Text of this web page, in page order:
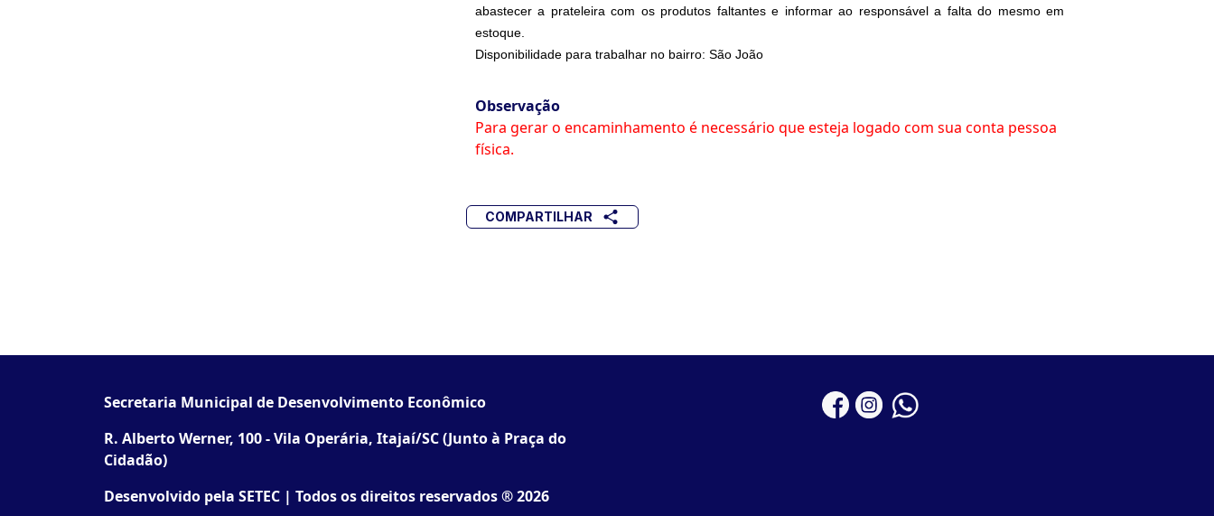
abastecer a prateleira com os produtos faltantes e informar ao responsável a falta do mesmo em
estoque.
Disponibilidade para trabalhar no bairro: São João
Observação
Para gerar o encaminhamento é necessário que esteja logado com sua conta pessoa
física.
COMPARTILHAR
Secretaria Municipal de Desenvolvimento Econômico
R. Alberto Werner, 100 - Vila Operária, Itajaí/SC (Junto à Praça do
Cidadão)
Desenvolvido pela SETEC | Todos os direitos reservados ® 2026